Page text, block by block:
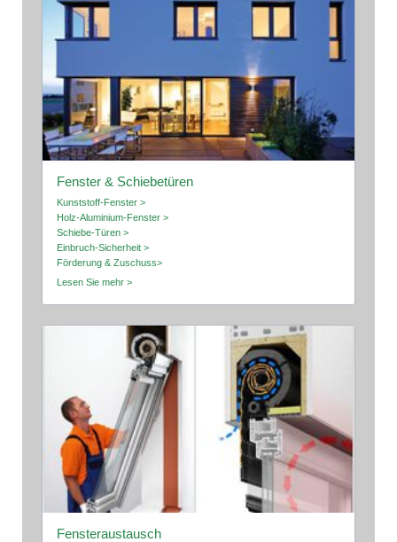
Fenster & Schiebetüren
Kunststoff-Fenster >
Holz-Aluminium-Fenster >
Schiebe-Türen >
Einbruch-Sicherheit >
Förderung & Zuschuss>
Lesen Sie mehr >
Fensteraustausch